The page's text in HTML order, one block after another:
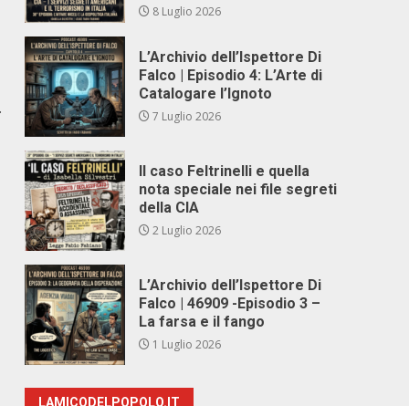
8 Luglio 2026
L’Archivio dell’Ispettore Di
Falco | Episodio 4: L’Arte di
Catalogare l’Ignoto
7 Luglio 2026
Il caso Feltrinelli e quella
nota speciale nei file segreti
della CIA
2 Luglio 2026
L’Archivio dell’Ispettore Di
Falco | 46909 -Episodio 3 –
La farsa e il fango
1 Luglio 2026
LAMICODELPOPOLO.IT